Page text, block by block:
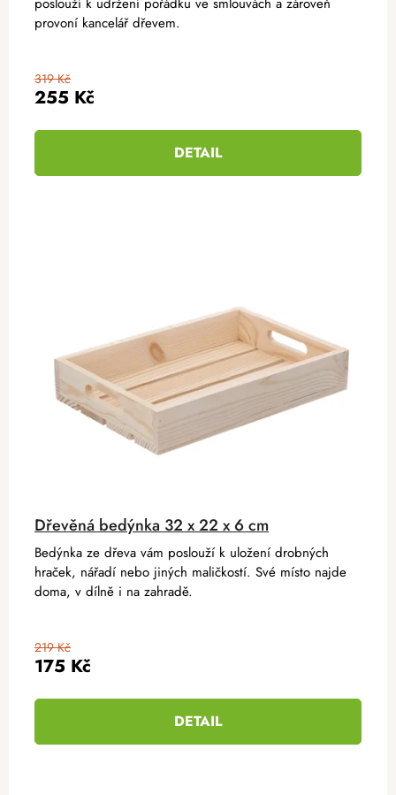
255 Kč
319 Kč
DETAIL
provoní kancelář dřevem.
Dřevěná bedýnka 32 x 22 x 6 cm
175 Kč
219 Kč
DETAIL
Bedýnka ze dřeva vám poslouží k uložení drobných
hraček, nářadí nebo jiných maličkostí. Své místo najde
doma, v dílně i na zahradě.